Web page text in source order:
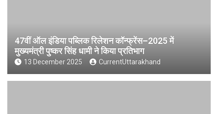
47वीं ऑल इंडिया पब्लिक रिलेशन कॉन्फ्रेंस–2025 में
मुख्यमंत्री पुष्कर सिंह धामी ने किया प्रतिभाग
13 December 2025 CurrentUttarakhand